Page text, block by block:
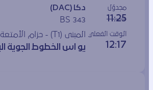
مجدوَل
11:25
دكا (DAC)
BS 343
الوقت الفعلي
12:17
المبنى (T1) - حزام الأمتعة (1)
يو اس الخطوط الجوية